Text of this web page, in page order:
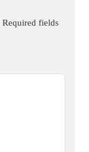
Required fields